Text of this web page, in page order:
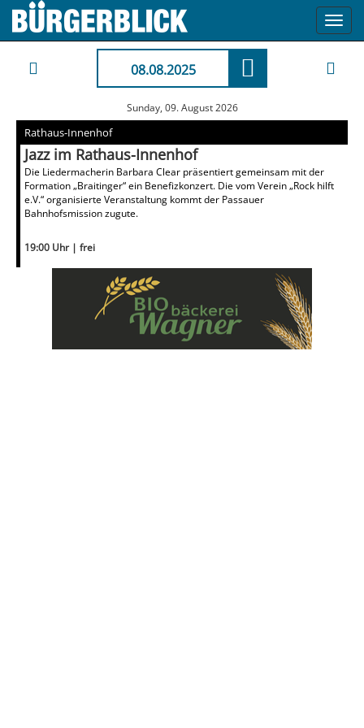
08.08.2025
Sunday, 09. August 2026
Rathaus-Innenhof
Jazz im Rathaus-Innenhof
Die Liedermacherin Barbara Clear präsentiert gemeinsam mit der
Formation „Braitinger“ ein Benefizkonzert. Die vom Verein „Rock hilft
e.V.“ organisierte Veranstaltung kommt der Passauer
Bahnhofsmission zugute.
19:00 Uhr | frei